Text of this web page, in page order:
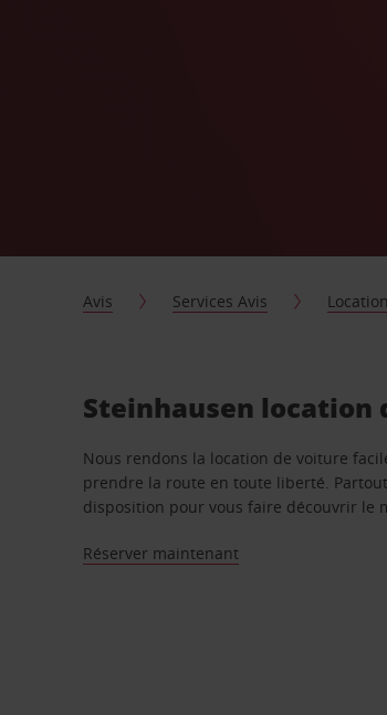
Avis Services Avis
Steinhausen location
Nous rendons la location de voiture
prendre la route en toute liberté.
disposition pour vous faire découvrir le
Réserver maintenant